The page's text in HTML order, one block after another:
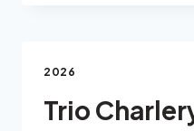
2026
Trio